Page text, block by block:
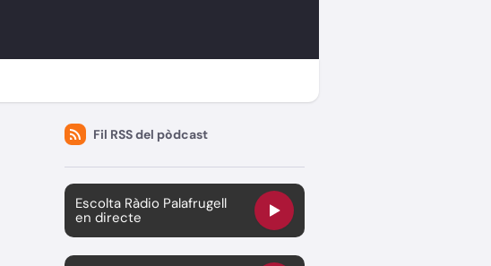
Fil RSS del pòdcast
Escolta Ràdio Palafrugell
en directe